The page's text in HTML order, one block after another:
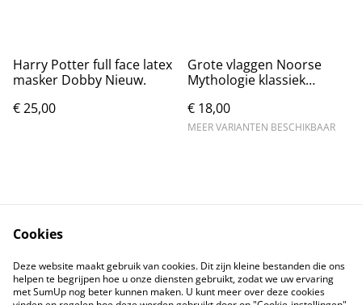
Harry Potter full face latex
masker Dobby Nieuw.
€ 25,00
Grote vlaggen Noorse
Mythologie klassiek
€ 18,00
MEER VARIANTEN BESCHIKBAAR
Contact
Voorwaarden
Privacybeleid
Cookiebeleid
Cookies
Deze website maakt gebruik van cookies. Dit zijn kleine bestanden die ons
helpen te begrijpen hoe u onze diensten gebruikt, zodat we uw ervaring
met SumUp nog beter kunnen maken. U kunt meer over deze cookies